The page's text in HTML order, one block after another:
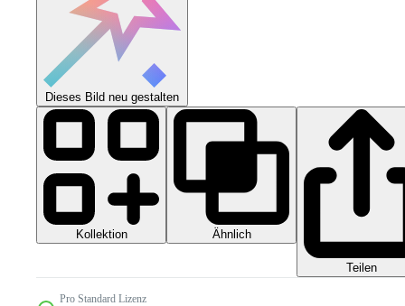
Dieses Bild neu gestalten
Kollektion Ähnlich
Teilen
Pro Standard Lizenz